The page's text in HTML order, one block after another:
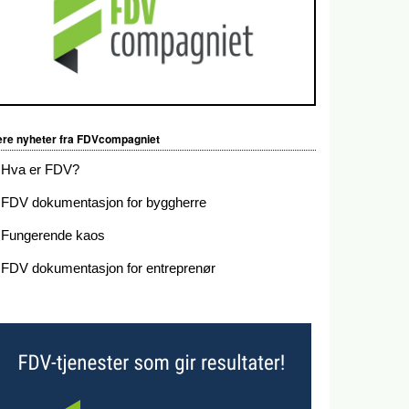
nyheter fra FDVcompagniet
Hva er FDV?
FDV dokumentasjon for byggherre
Fungerende kaos
FDV dokumentasjon for entreprenør